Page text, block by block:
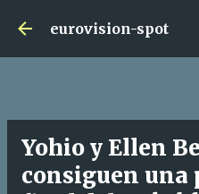
Ir al
eurovision-spot
Yohio y Ellen
consiguen una